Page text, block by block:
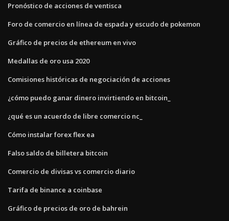
Pronóstico de acciones de ventisca
Foro de comercio en línea de espada y escudo de pokemon
Gráfico de precios de ethereum en vivo
Medallas de oro usa 2020
Comisiones históricas de negociación de acciones
¿cómo puedo ganar dinero invirtiendo en bitcoin_
¿qué es un acuerdo de libre comercio nc_
Cómo instalar forex flex ea
Falso saldo de billetera bitcoin
Comercio de divisas vs comercio diario
Tarifa de binance a coinbase
Gráfico de precios de oro de bahrein